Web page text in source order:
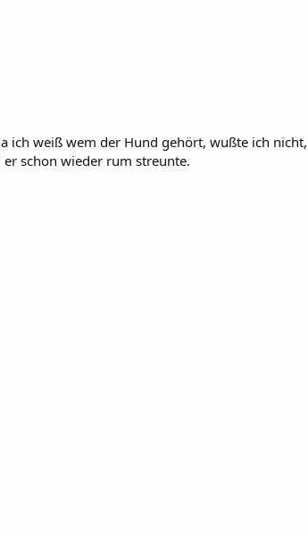
ich weiß wem der Hund gehört, wußte ich
schon wieder rum streunte.